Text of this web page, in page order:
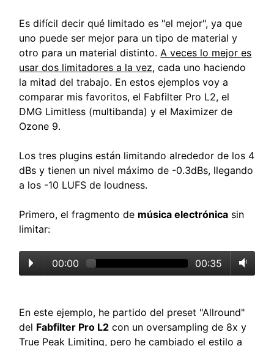
Es difícil decir qué limitado es "el mejor", ya que
uno puede ser mejor para un tipo de material y
otro para un material distinto. A veces lo mejor es
usar dos limitadores a la vez, cada uno haciendo
la mitad del trabajo. En estos ejemplos voy a
comparar mis favoritos, el Fabfilter Pro L2, el
DMG Limitless (multibanda) y el Maximizer de
Ozone 9.
Los tres plugins están limitando alrededor de los 4
dBs y tienen un nivel máximo de -0.3dBs, llegando
a los -10 LUFS de loudness.
Primero, el fragmento de música electrónica sin
limitar:
00:00 00:35
En este ejemplo, he partido del preset "Allround"
del Fabfilter Pro L2 con un oversampling de 8x y
True Peak Limiting, pero he cambiado el estilo a